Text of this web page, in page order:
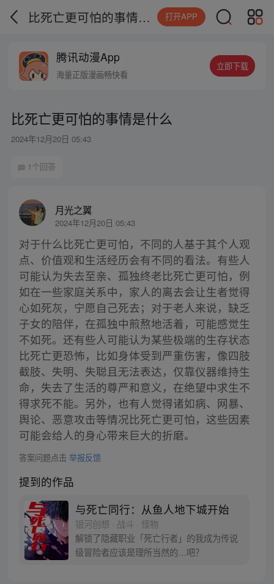
比死亡更可怕的事情是什么 打开APP
腾讯动漫App
海量正版漫画畅快看
立即下载
比死亡更可怕的事情是什么
2024年12月20日 05:43
1个回答
月光之翼
2024年12月20日 05:43
对于什么比死亡更可怕，不同的人基于其个人观
点、价值观和生活经历会有不同的看法。有些人
可能认为失去至亲、孤独终老比死亡更可怕，例
如在一些家庭关系中，家人的离去会让生者觉得
心如死灰，宁愿自己死去；对于老人来说，缺乏
子女的陪伴，在孤独中煎熬地活着，可能感觉生
不如死。还有些人可能认为某些极端的生存状态
比死亡更恐怖，比如身体受到严重伤害，像四肢
截肢、失明、失聪且无法表达，仅靠仪器维持生
命，失去了生活的尊严和意义，在绝望中求生不
得求死不能。另外，也有人觉得诸如病、网暴、
舆论、恶意攻击等情况比死亡更可怕，这些因素
可能会给人的身心带来巨大的折磨。
答案问题点击 举报反馈
提到的作品
与死亡同行：从鱼人地下城开始
银河创想 · 战斗 · 怪物
解锁了隐藏职业「死亡行者」的我成为传说
级冒险者应该是理所当然的…吧？